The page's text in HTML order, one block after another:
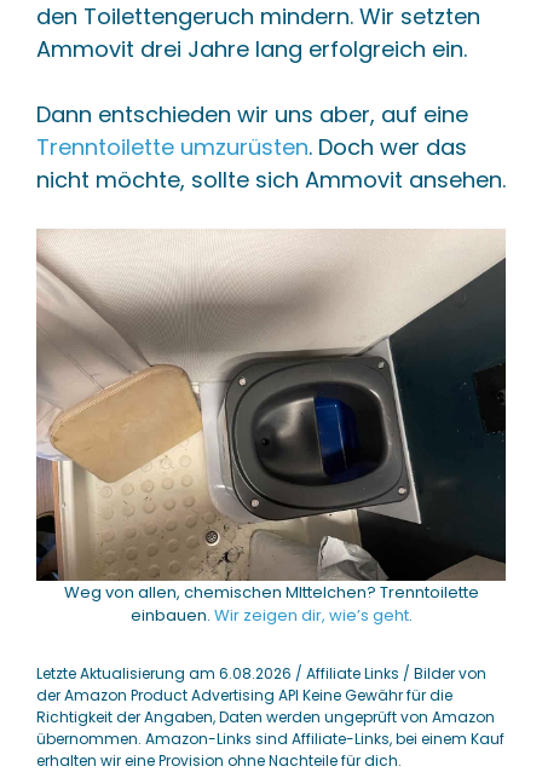
den Toilettengeruch mindern. Wir setzten
Ammovit drei Jahre lang erfolgreich ein.
Dann entschieden wir uns aber, auf eine
Trenntoilette umzurüsten. Doch wer das
nicht möchte, sollte sich Ammovit ansehen.
Weg von allen, chemischen MIttelchen? Trenntoilette
einbauen. Wir zeigen dir, wie’s geht.
Letzte Aktualisierung am 6.08.2026 / Affiliate Links / Bilder von
der Amazon Product Advertising API Keine Gewähr für die
Richtigkeit der Angaben, Daten werden ungeprüft von Amazon
übernommen. Amazon-Links sind Affiliate-Links, bei einem Kauf
erhalten wir eine Provision ohne Nachteile für dich.